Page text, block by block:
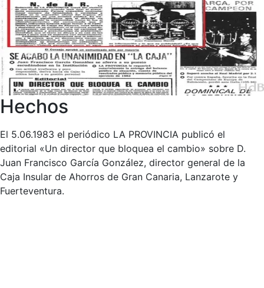
Hechos
El 5.06.1983 el periódico LA PROVINCIA publicó el
editorial «Un director que bloquea el cambio» sobre D.
Juan Francisco García González, director general de la
Caja Insular de Ahorros de Gran Canaria, Lanzarote y
Fuerteventura.